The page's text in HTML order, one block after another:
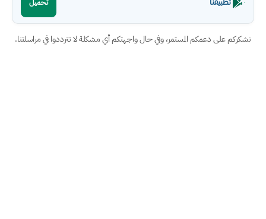
نشكركم على دعمكم المستمر، وفي حال واجهتكم أي مشكلة لا تترددوا في مراسلتنا.